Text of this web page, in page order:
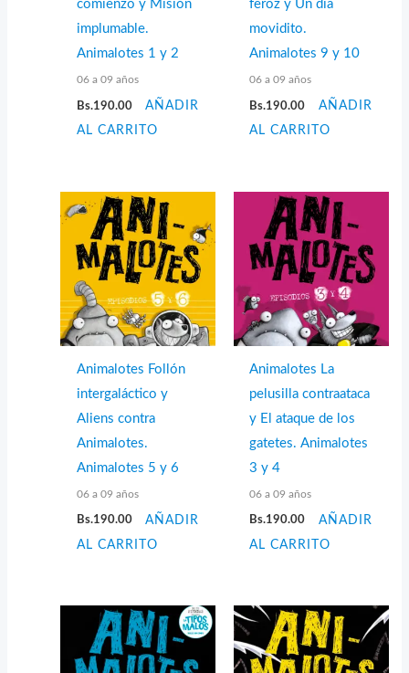
comienzo y Misión
implumable.
Animalotes 1 y 2
06 a 09 años
Bs.190.00
AÑADIR
AL CARRITO
feroz y Un día
movidito.
Animalotes 9 y 10
06 a 09 años
Bs.190.00
AÑADIR
AL CARRITO
Animalotes Follón
intergaláctico y
Aliens contra
Animalotes.
Animalotes 5 y 6
06 a 09 años
Bs.190.00
AÑADIR
AL CARRITO
Animalotes La
pelusilla contraataca
y El ataque de los
gatetes. Animalotes
3 y 4
06 a 09 años
Bs.190.00
AÑADIR
AL CARRITO